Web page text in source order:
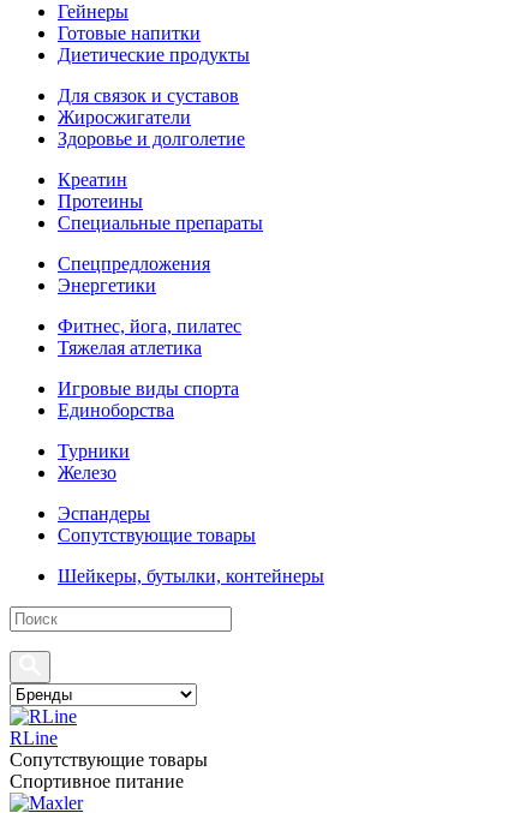
Гейнеры
Готовые напитки
Диетические продукты
Для связок и суставов
Жиросжигатели
Здоровье и долголетие
Креатин
Протеины
Специальные препараты
Спецпредложения
Энергетики
Фитнес, йога, пилатес
Тяжелая атлетика
Игровые виды спорта
Единоборства
Турники
Железо
Эспандеры
Сопутствующие товары
Шейкеры, бутылки, контейнеры
RLine
Сопутствующие товары
Спортивное питание